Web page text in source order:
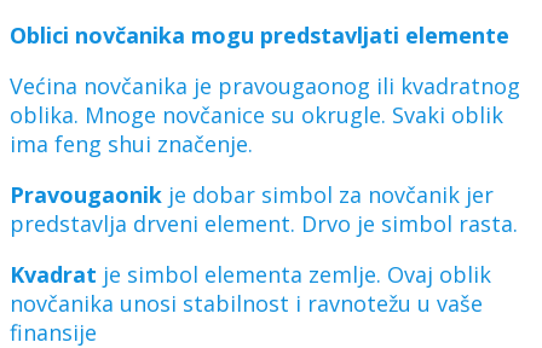
Oblici novčanika mogu predstavljati elemente
Većina novčanika je pravougaonog ili kvadratnog
oblika. Mnoge novčanice su okrugle. Svaki oblik
ima feng shui značenje.
Pravougaonik je dobar simbol za novčanik jer
predstavlja drveni element. Drvo je simbol rasta.
Kvadrat je simbol elementa zemlje. Ovaj oblik
novčanika unosi stabilnost i ravnotežu u vaše
finansije